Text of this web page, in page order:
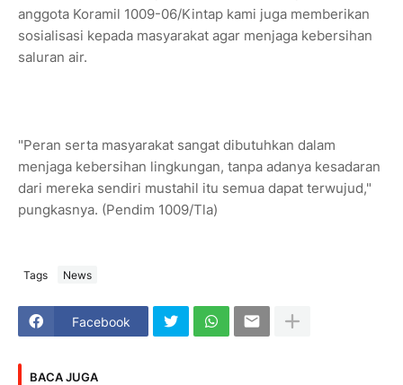
anggota Koramil 1009-06/Kintap kami juga memberikan
sosialisasi kepada masyarakat agar menjaga kebersihan
saluran air.
"Peran serta masyarakat sangat dibutuhkan dalam
menjaga kebersihan lingkungan, tanpa adanya kesadaran
dari mereka sendiri mustahil itu semua dapat terwujud,"
pungkasnya. (Pendim 1009/Tla)
Tags News
Facebook
BACA JUGA